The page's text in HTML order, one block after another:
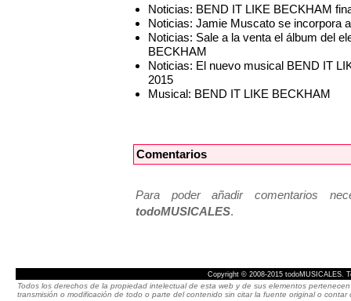
Noticias: BEND IT LIKE BECKHAM
Noticias: Jamie Muscato se incorpora
Noticias: Sale a la venta el álbum del
BECKHAM
Noticias: El nuevo musical BEND IT
2015
Musical: BEND IT LIKE BECKHAM
Comentarios
Para poder añadir comentarios
todoMUSICALES.
Copyright © 2008-2015 todoMUSICALES.
Todos los derechos de la propiedad intelectual de esta web y de sus elementos
transmisión o modificación de todo o parte del contenido sin citar la fuente original o